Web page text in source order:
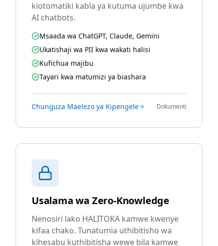
kiotomatiki kabla ya kutuma ujumbe kwa
AI chatbots.
Msaada wa ChatGPT, Claude, Gemini
Ukatishaji wa PII kwa wakati halisi
Kufichua majibu
Tayari kwa matumizi ya biashara
Chunguza Maelezo ya Kipengele Dokumenti
Usalama wa Zero-Knowledge
Nenosiri lako HALITOKA kamwe kwenye
kifaa chako. Tunatumia uthibitisho wa
kihesabu kuthibitisha wewe bila kamwe